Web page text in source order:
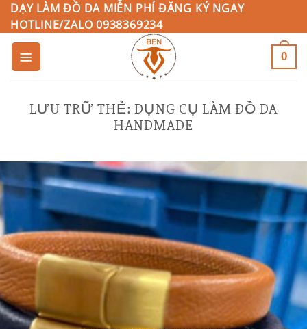
Bỏ
qua
nội
DẠY LÀM ĐỒ DA MIỄN PHÍ ĐĂNG KÝ NGAY
HOTLINE/ZALO 0938369234
0
LƯU TRỮ THẺ:DỤNG CỤ LÀM ĐỒ DA
HANDMADE